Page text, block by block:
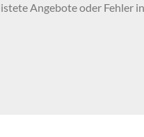
Angebote oder Fehler